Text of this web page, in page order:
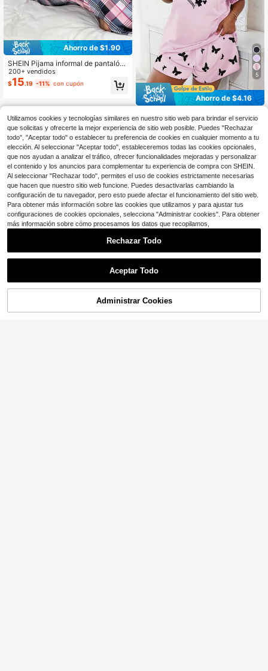
Ahorro de $1.90
SHEIN Pijama informal de pantalón l
argo y camiseta de manga corta co
n estampado de cuadrícula, corazó
n y eslogan para mujer de talla gran
200+ vendidos
$15.19 -11% con cupón
5
Ahorro de $4.16
Conjunto informal de 2 piezas para
mujer talla grande, camiseta de ma
nga corta holgada con estampado d
e ojo y eslogan, y shorts pijama, co
njunto
$ 10 -29% con cupón
¡14% DE DESCUENTO! AÑADIR A LA BOLSA
Utilizamos cookies y tecnologías similares en nuestro sitio web para brindar el servicio
que solicitas y ofrecerte la mejor experiencia de sitio web posible. Puedes "Rechazar
todo", "Aceptar todo" o establecer tu preferencia de cookies en cualquier momento a tu
elección. Al seleccionar "Aceptar todo", estableceremos todas las cookies opcionales,
que nos ayudan a analizar el tráfico, ofrecer funcionalidades mejoradas y personalizar
el contenido y los anuncios para complementar tu experiencia de compra con SHEIN.
Al seleccionar "Rechazar todo", permites el uso de cookies estrictamente necesarias
que hacen que nuestro sitio web funcione. Puedes desactivarlas cambiando la
configuración de tu navegador, pero esto puede afectar el funcionamiento del sitio web.
Para obtener más información sobre las cookies que utilizamos y para ajustar tus
configuraciones de cookies opcionales, selecciona "Administrar cookies". Para obtener
más información sobre cómo procesamos los datos que recopilamos,
Rechazar Todo
Aceptar Todo
Administrar Cookies